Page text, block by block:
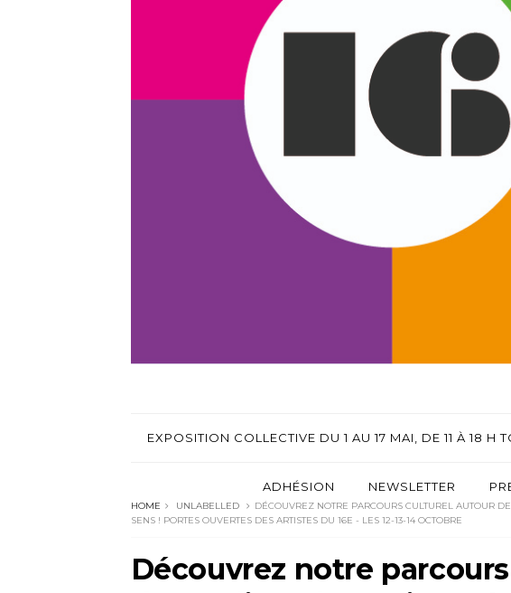
EXPOSITION COLLECTIVE DU 1 AU 17 MAI, DE 11 À 18 H
ADHÉSION NEWSLETTER
HOME UNLABELLED
DÉCOUVREZ NOTRE PARCOURS CULTUREL AUTOUR
SENS ! PORTES OUVERTES DES ARTISTES DU 16E - LES 12-13-14 OCTOBRE
Découvrez notre